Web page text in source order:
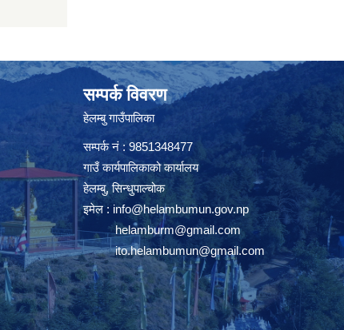
सम्पर्क विवरण
हेलम्बु गाउँपालिका
सम्पर्क नं : 9851348477
गाउँ कार्यपालिकाको कार्यालय
हेलम्बु, सिन्धुपाल्चोक
इमेल : info@helambumun.gov.np
helamburm@gmail.com
ito.helambumun@gmail.com